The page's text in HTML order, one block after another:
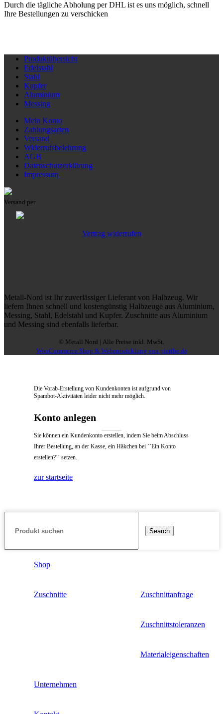
Durch die tägliche Abholung per DHL ist es uns möglich, schnell
Ihre Bestellungen zu verschicken
Produktübersicht
Edelstahl
Stahl
Kupfer
Aluminium
Messing
Mein Konto
Zahlungsarten
Versand
Widerrufsbelehrung
AGB
Datenschutzerklärung
Impressum
Versand per
Vertrag widerrufen
Metall-Nord ist Ihr zuverlässiger Lieferant von Halbzeug. Wir
liefern Ihnen schnell und kostengünstig Halbzeuge aus Aluminium,
Messing, Stahl, Edelstahl und Kupfer. Zuschnitte aus Aluminium
und Messing sind ebenfalls lieferbar.
© Metall Nord | Alle Preise inkl. MwSt.
WooCommerce Shop & Webentwicklung von pictibe.de
Die Vorab-Erstellung von Kundenkonten ist aufgrund von
Spambot-Aktivitäten leider nicht mehr möglich.
Konto anlegen
Sie können ein Kundenkonto erstellen, indem Sie beim Abschluss
Ihrer Bestellung, an der Kasse, ein Häkchen bei ``Ein Konto
erstellen?`` setzen.
zur startseite
Search
Shop
Zuschnitte Zuschnittanfrage
Zuschnittstoleranzen
Materialeigenschaften
Unternehmen